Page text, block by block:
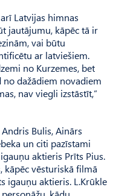
Latvijas himnas
jautājumu, kāpēc tā ir
vai būtu
ar latviešiem.
no Kurzemes, bet
no dažādiem novadiem
nav viegli izstāstīt,”
Bulis, Ainārs
un citi pazīstami
aktieris Prīts Pius.
kāpēc vēsturiskā filmā
igauņu aktieris. L.Krūkle